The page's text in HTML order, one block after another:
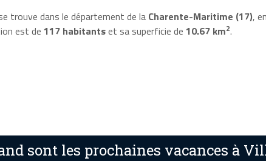
trouve dans le département de la Charente-Maritime (17),
est de 117 habitantset sa superficie de 10.67 km2.
sont les prochaines vacances à